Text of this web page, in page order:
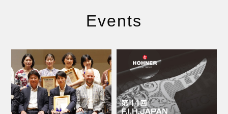
Fred Kelly GHS Strings
Events